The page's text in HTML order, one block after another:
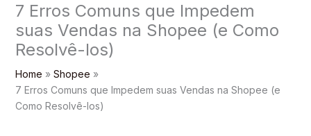
7 Erros Comuns que Impedem
suas Vendas na Shopee (e Como
Resolvê-los)
Home
Shopee
7 Erros Comuns que Impedem suas Vendas na Shopee (e
Como Resolvê-los)